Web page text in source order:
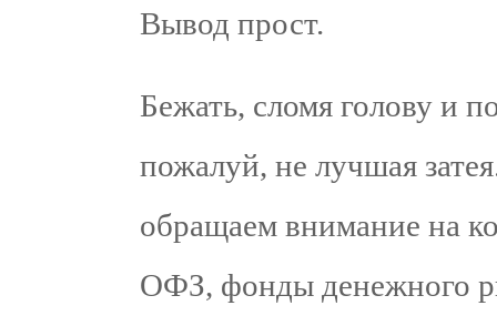
Вывод прост.
Бежать, сломя голову и
пожалуй, не лучшая
обращаем внимание на
ОФЗ, фонды денежного